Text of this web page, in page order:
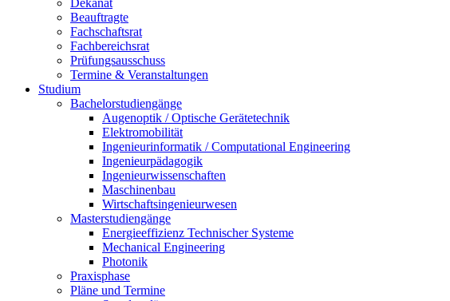
Dekanat
Beauftragte
Fachschaftsrat
Fachbereichsrat
Prüfungsausschuss
Termine & Veranstaltungen
Studium
Bachelorstudiengänge
Augenoptik / Optische Gerätetechnik
Elektromobilität
Ingenieurinformatik / Computational Engineering
Ingenieurpädagogik
Ingenieurwissenschaften
Maschinenbau
Wirtschaftsingenieurwesen
Masterstudiengänge
Energieeffizienz Technischer Systeme
Mechanical Engineering
Photonik
Praxisphase
Pläne und Termine